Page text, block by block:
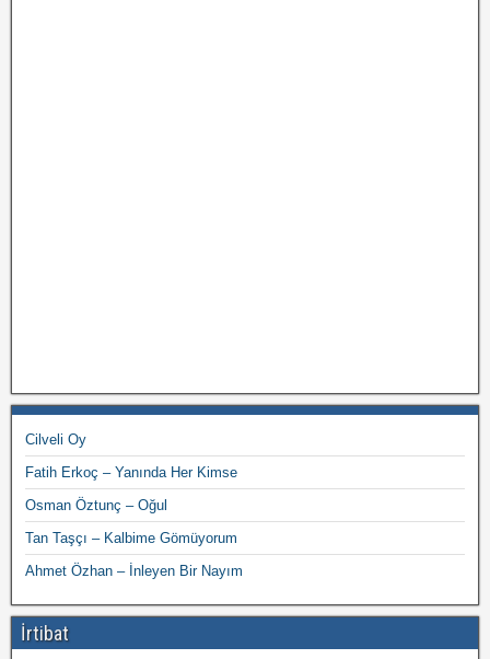
Cilveli Oy
Fatih Erkoç – Yanında Her Kimse
Osman Öztunç – Oğul
Tan Taşçı – Kalbime Gömüyorum
Ahmet Özhan – İnleyen Bir Nayım
İrtibat